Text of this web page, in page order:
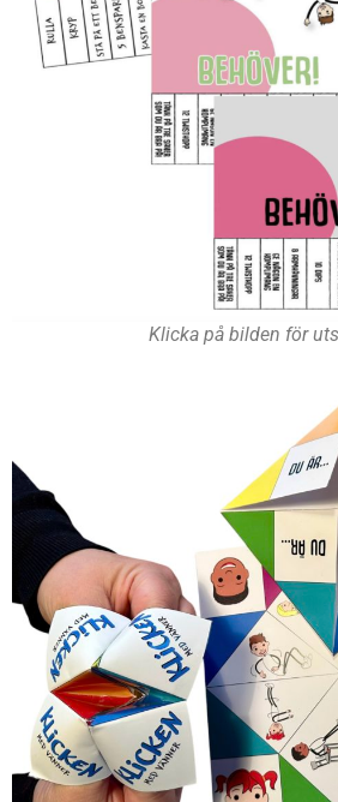
Klicka på bilden för